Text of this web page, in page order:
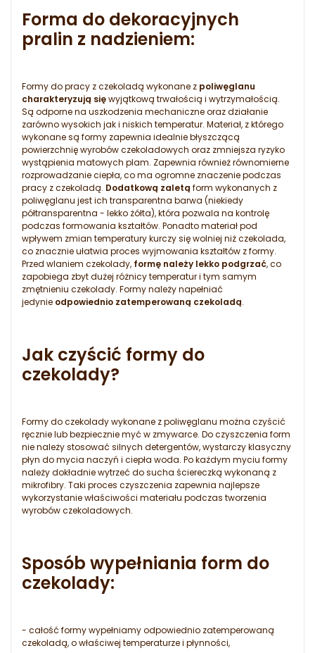
Forma do dekoracyjnych
pralin z nadzieniem:
Formy do pracy z czekoladą wykonane z poliwęglanu
charakteryzują sięwyjątkową trwałością i wytrzymałością.
Są odporne na uszkodzenia mechaniczne oraz działanie
zarówno wysokich jak i niskich temperatur. Materiał, z którego
wykonane są formy zapewnia idealnie błyszczącą
powierzchnię wyrobów czekoladowych oraz zmniejsza ryzyko
wystąpienia matowych plam. Zapewnia również równomierne
rozprowadzanie ciepła, co ma ogromne znaczenie podczas
pracy z czekoladą. Dodatkową zaletą form wykonanych z
poliwęglanu jest ich transparentna barwa (niekiedy
półtransparentna - lekko żółta), która pozwala na kontrolę
podczas formowania kształtów. Ponadto materiał pod
wpływem zmian temperatury kurczy się wolniej niż czekolada,
co znacznie ułatwia proces wyjmowania kształtów z formy.
Przed wlaniem czekolady, formę należy lekko podgrzać, co
zapobiega zbyt dużej różnicy temperatur i tym samym
zmętnieniu czekolady. Formy należy napełniać
jedynie odpowiednio zatemperowaną czekoladą.
Jak czyścić formy do
czekolady?
Formy do czekolady wykonane z poliwęglanu można czyścić
ręcznie lub bezpiecznie myć w zmywarce. Do czyszczenia form
nie należy stosować silnych detergentów, wystarczy klasyczny
płyn do mycia naczyń i ciepła woda. Po każdym myciu formy
należy dokładnie wytrzeć do sucha ściereczką wykonaną z
mikrofibry. Taki proces czyszczenia zapewnia najlepsze
wykorzystanie właściwości materiału podczas tworzenia
wyrobów czekoladowych.
Sposób wypełniania form do
czekolady:
- całość formy wypełniamy odpowiednio zatemperowaną
czekoladą, o właściwej temperaturze i płynności,